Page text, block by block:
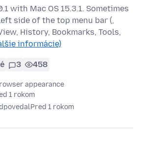
with Mac OS 15.3.1. Sometimes
side of the top menu bar (,
History, Bookmarks, Tools,
informácie)
3 458
appearance
1 rokom
Pred 1 rokom